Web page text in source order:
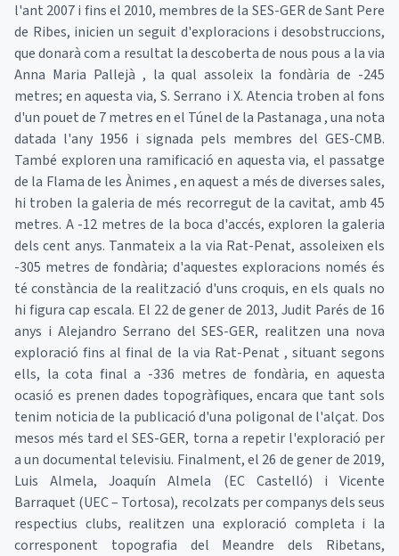
l'ant 2007 i fins el 2010, membres de la SES-GER de Sant Pere
de Ribes, inicien un seguit d'exploracions i desobstruccions,
que donarà com a resultat la descoberta de nous pous a la via
Anna Maria Pallejà , la qual assoleix la fondària de -245
metres; en aquesta via, S. Serrano i X. Atencia troben al fons
d'un pouet de 7 metres en el Túnel de la Pastanaga , una nota
datada l'any 1956 i signada pels membres del GES-CMB.
També exploren una ramificació en aquesta via, el passatge
de la Flama de les Ànimes , en aquest a més de diverses sales,
hi troben la galeria de més recorregut de la cavitat, amb 45
metres. A -12 metres de la boca d'accés, exploren la galeria
dels cent anys. Tanmateix a la via Rat-Penat, assoleixen els
-305 metres de fondària; d'aquestes exploracions només és
té constància de la realització d'uns croquis, en els quals no
hi figura cap escala. El 22 de gener de 2013, Judit Parés de 16
anys i Alejandro Serrano del SES-GER, realitzen una nova
exploració fins al final de la via Rat-Penat , situant segons
ells, la cota final a -336 metres de fondària, en aquesta
ocasió es prenen dades topogràfiques, encara que tant sols
tenim noticia de la publicació d'una poligonal de l'alçat. Dos
mesos més tard el SES-GER, torna a repetir l'exploració per
a un documental televisiu. Finalment, el 26 de gener de 2019,
Luis Almela, Joaquín Almela (EC Castelló) i Vicente
Barraquet (UEC – Tortosa), recolzats per companys dels seus
respectius clubs, realitzen una exploració completa i la
corresponent topografia del Meandre dels Ribetans,